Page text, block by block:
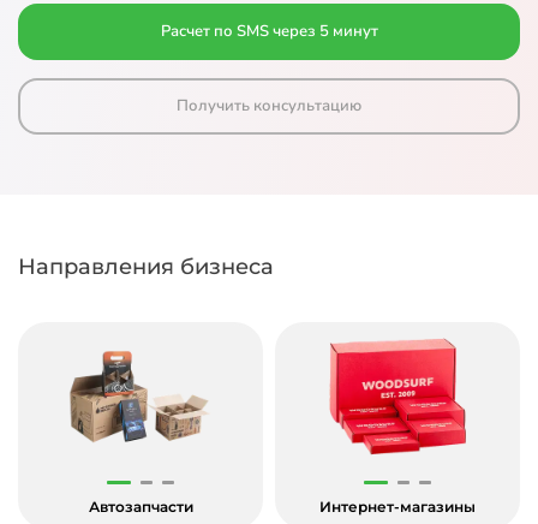
Расчет по SMS через 5 минут
Получить консультацию
Направления бизнеса
Автозапчасти Интернет-магазины